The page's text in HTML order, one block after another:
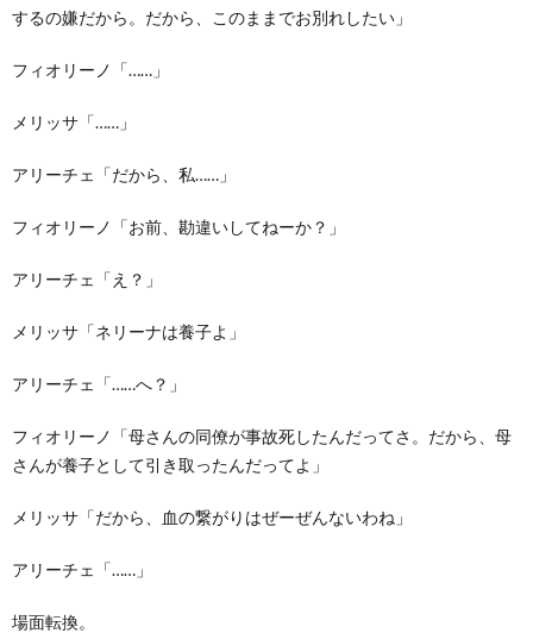
するの嫌だから。だから、このままでお別れしたい」
フィオリーノ「……」
メリッサ「……」
アリーチェ「だから、私……」
フィオリーノ「お前、勘違いしてねーか？」
アリーチェ「え？」
メリッサ「ネリーナは養子よ」
アリーチェ「……へ？」
フィオリーノ「母さんの同僚が事故死したんだってさ。だから、母
さんが養子として引き取ったんだってよ」
メリッサ「だから、血の繋がりはぜーぜんないわね」
アリーチェ「……」
場面転換。